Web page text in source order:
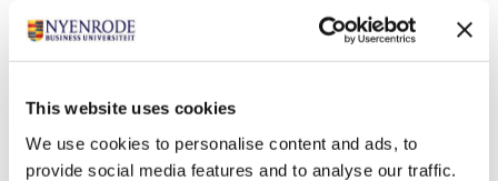
This website uses cookies
We use cookies to personalise content and ads, to
provide social media features and to analyse our traffic.